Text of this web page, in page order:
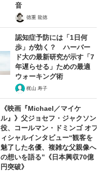
音
徳重 龍徳
認知症予防には「1日何
歩」が効く？ ハーバー
ド大の最新研究が示す「7
年遅らせる」ための最適
ウォーキング術
梶山 寿子
《映画『Michael／マイケ
ル』》父ジョセフ・ジャクソン
役、コールマン・ドミンゴ オフ
ィシャルインタビュー“観客を
魅了した名優、複雑な父親像へ
の想いを語る”《日本興収70億
円突破》